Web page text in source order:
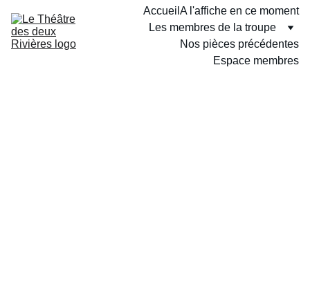
Accueil A l'affiche en ce moment
Les membres de la troupe
Nos pièces précédentes
Espace membres